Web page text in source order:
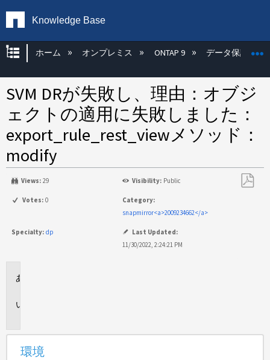
Knowledge Base
グローバル階層を展開/折りたたむ
ホーム オンプレミス ONTAP 9 データ保護
SVM DRが失敗し、理由：オブジ
ェクトの適用に失敗しました：
export_rule_rest_viewメソッド：
modify
Views: 29 Visibility: Public
Votes: 0
Category:
snapmirror<a>2009234662</a>
Specialty: dp
Last Updated:
11/30/2022, 2:24:21 PM
環境